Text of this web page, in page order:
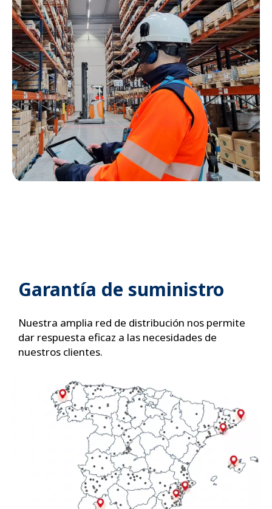
Garantía de suministro
Nuestra amplia red de distribución nos permite
dar respuesta eficaz a las necesidades de
nuestros clientes.